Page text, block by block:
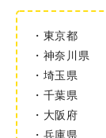
・東京都
・神奈川県
・埼玉県
・千葉県
・大阪府
・兵庫県